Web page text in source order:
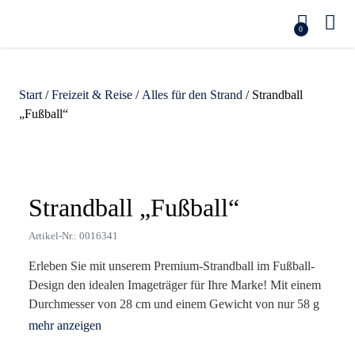
0
Start /Freizeit & Reise / Alles für den Strand / Strandball
„Fußball“
Strandball „Fußball“
Artikel-Nr.: 0016341
Erleben Sie mit unserem Premium-Strandball im Fußball-
Design den idealen Imageträger für Ihre Marke! Mit einem
Durchmesser von 28 cm und einem Gewicht von nur 58 g
ist dieser beeindruckende Werbeartikel der perfekte